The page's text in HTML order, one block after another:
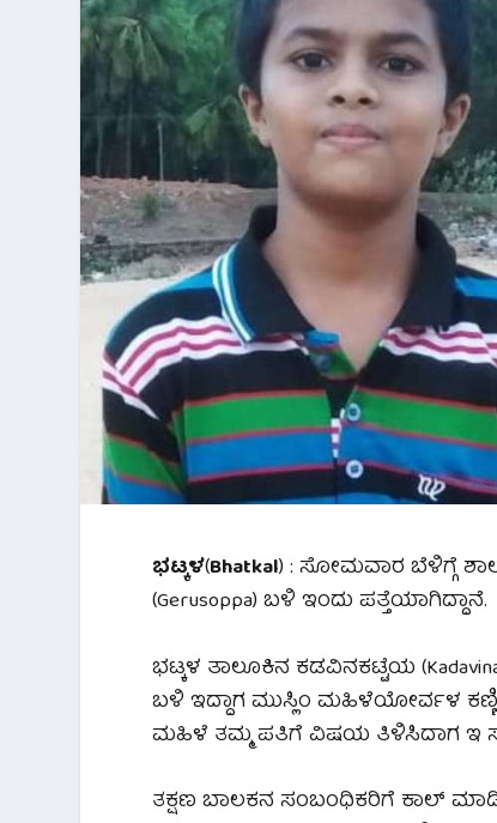
ಭಟ್ಕಳ(Bhatkal) : ಸೋಮವಾರ ಬೆಳಿಗ್ಗೆ
(Gerusoppa) ಬಳಿ ಇಂದು ಪತ್ತೆಯಾಗಿದ್ದಾನೆ.
ಭಟ್ಕಳ ತಾಲೂಕಿನ ಕಡವಿನಕಟ್ಟೆಯ
ಬಳಿ ಇದ್ದಾಗ ಮುಸ್ಲಿಂ ಮಹಿಳೆಯೋರ್ವಳ
ಮಹಿಳೆ ತಮ್ಮ ಪತಿಗೆ ವಿಷಯ ತಿಳಿಸಿದಾಗ ಇ
ತಕ್ಷಣ ಬಾಲಕನ ಸಂಬಂಧಿಕರಿಗೆ ಕಾಲ್